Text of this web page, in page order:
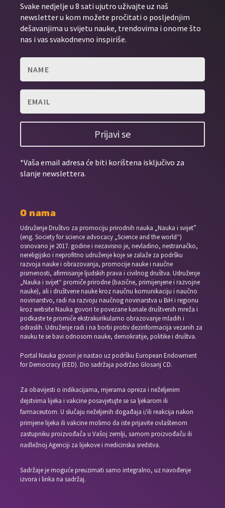
Svake nedjelje u 8 sati ujutro uživajte uz naš
newsletter u kom možete pročitati o posljednjim
dešavanjima u svijetu nauke, trendovima i onome što
nas i vas svakodnevno inspiriše.
Prijavi se
*Vaša email adresa će biti korištena isključivo za
slanje newslettera.
O nama
Udruženje Društvo za promociju prirodnih nauka „Nauka i svijet”
(eng. Society for science advocacy „Science and the world“)
osnovano je 2017. godine i nezavisno je, nevladino, nestranačko,
nereligijsko i neprofitno udruženje koje se zalaže za podršku
razvoja nauke i obrazovanja, promocije nauke i naučne
pismenosti, afirmisanje ljudskih prava i civilnog društva. Udruženje
„Nauka i svijet“ promiče prirodne (bazične, primijenjene i razvojne
nauke), ali i društvene nauke kroz naučnu komunikaciju i naučno
novinarstvo, radi na razvoju naučnog novinarstva u BiH i regionu
kroz website Nauka govori te povezane kanale društvenih mreža i
podkaste te promiče ekstrakurikularno obrazovanje mladih i
odraslih. Udruženje radi i na borbi protiv dezinformacija vezanih za
nauku te se bavi odnosom nauke, demokratije, politike i društva.
Portal Nauka govori je nastao uz podršku European Endowment
for Democracy (EED). Dio sadržaja podržao Glosarij CD.
Za obavijesti o indikacijama, mjerama opreza i neželjenim
dejstvima lijeka i vakcine posavjetujte se sa ljekarom ili
farmaceutom. U slučaju neželjenih događaja i/ili reakcija nakon
primjene lijeka ili vakcine molimo da iste prijavite ovlaštenom
zastupniku proizvođača u Vašoj zemlji, samom proizvođaču ili
nadležnoj Agenciji za lijekove i medicinska sredstva.
Sadržaje je moguće preuzimati samo integralno, uz navođenje
izvora i linka na sadržaj.